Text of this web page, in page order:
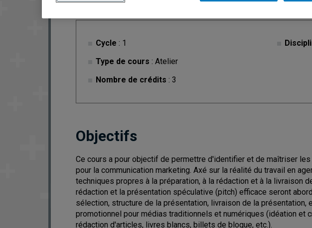
Cycle : 1
Type de cours : Atelier
Nombre de crédits : 3
Objectifs
Ce cours a pour objectif de permettre d'identifier et de maîtriser
pour la communication marketing. Axé sur la réalité du travail en
techniques propres à la préparation, à la rédaction et à la livraison
rédaction et la présentation spéculative (pitch) efficace seront
sélection, structure de la présentation, livraison de la présentation,
promotionnel pour médias traditionnels et numériques (idéation et
rédaction d'articles, livres blancs, billets de blogue, etc.).